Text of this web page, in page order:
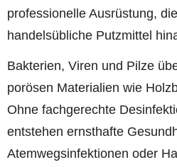
professionelle Ausrüstung,
handelsübliche Putzmittel
Bakterien, Viren und Pilze
porösen Materialien wie
Ohne fachgerechte
entstehen ernsthafte
Atemwegsinfektionen oder